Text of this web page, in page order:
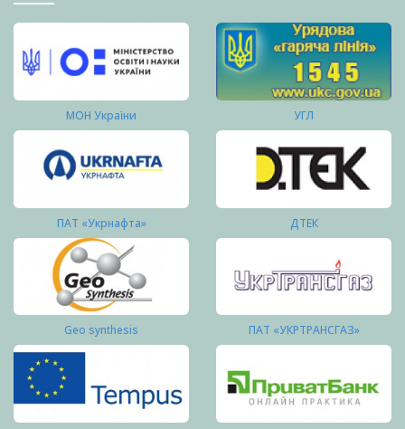
МОН України УГЛ
ПАТ «Укрнафта» ДТЕК
Geo synthesis ПАТ «УКРТРАНСГАЗ»